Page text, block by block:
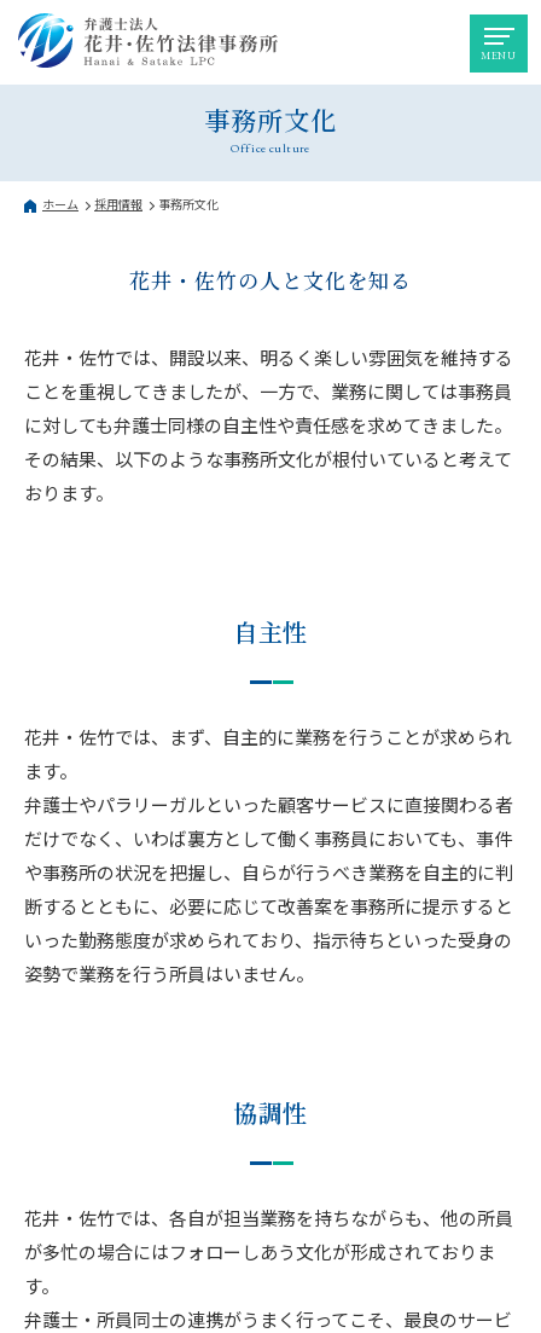
事務所文化
Office culture
ホーム 採用情報 事務所文化
花井・佐竹の人と文化を知る
花井・佐竹では、開設以来、明るく楽しい雰囲気を維持する
ことを重視してきましたが、一方で、業務に関しては事務員
に対しても弁護士同様の自主性や責任感を求めてきました。
その結果、以下のような事務所文化が根付いていると考えて
おります。
自主性
花井・佐竹では、まず、自主的に業務を行うことが求められ
ます。
弁護士やパラリーガルといった顧客サービスに直接関わる者
だけでなく、いわば裏方として働く事務員においても、事件
や事務所の状況を把握し、自らが行うべき業務を自主的に判
断するとともに、必要に応じて改善案を事務所に提示すると
いった勤務態度が求められており、指示待ちといった受身の
姿勢で業務を行う所員はいません。
協調性
花井・佐竹では、各自が担当業務を持ちながらも、他の所員
が多忙の場合にはフォローしあう文化が形成されておりま
す。
弁護士・所員同士の連携がうまく行ってこそ、最良のサービ